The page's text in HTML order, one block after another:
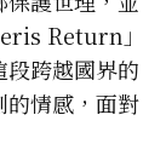
Return」
跨越國界的
的情感，面對